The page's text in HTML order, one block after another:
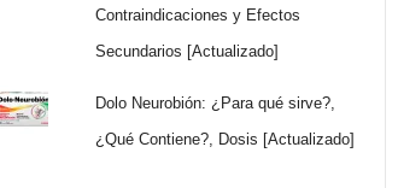
Contraindicaciones y Efectos
Secundarios [Actualizado]
Dolo Neurobión: ¿Para qué sirve?,
¿Qué Contiene?, Dosis [Actualizado]